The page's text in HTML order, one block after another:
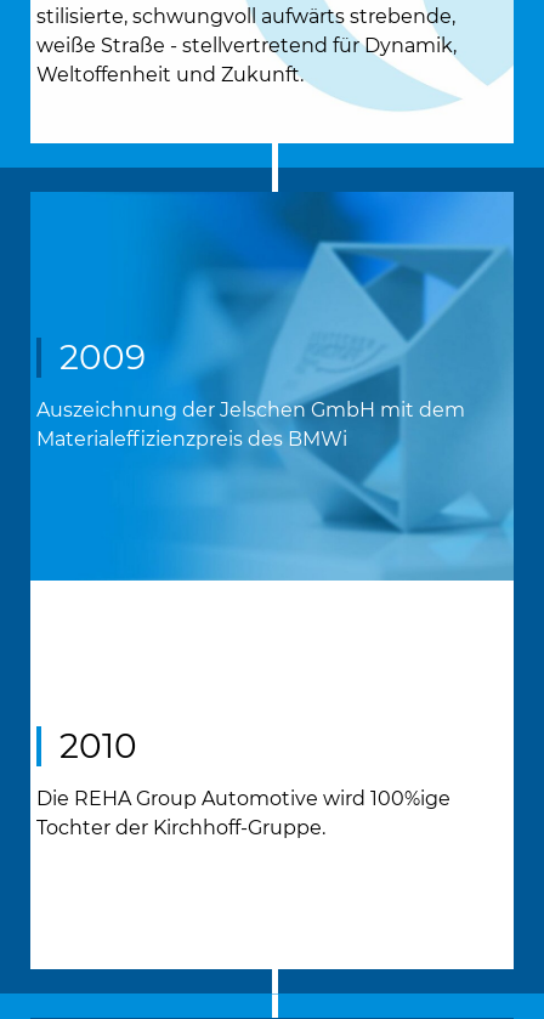
stilisierte, schwungvoll aufwärts strebende,
weiße Straße - stellvertretend für Dynamik,
Weltoffenheit und Zukunft.
2009
Auszeichnung der Jelschen GmbH mit dem
Materialeffizienzpreis des BMWi
2010
Die REHA Group Automotive wird 100%ige
Tochter der Kirchhoff-Gruppe.